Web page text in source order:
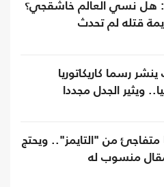
هل نسي العالم خاشقجي؟
قتله لم تحدث
رسما كاريكاتوريا
ويثير الجدل مجددا
متفاجئ من "التايمز".. ويحتج
منسوب له